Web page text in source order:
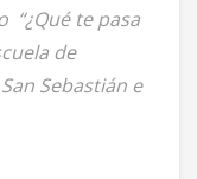
“¿Qué te pasa
de
Sebastián e